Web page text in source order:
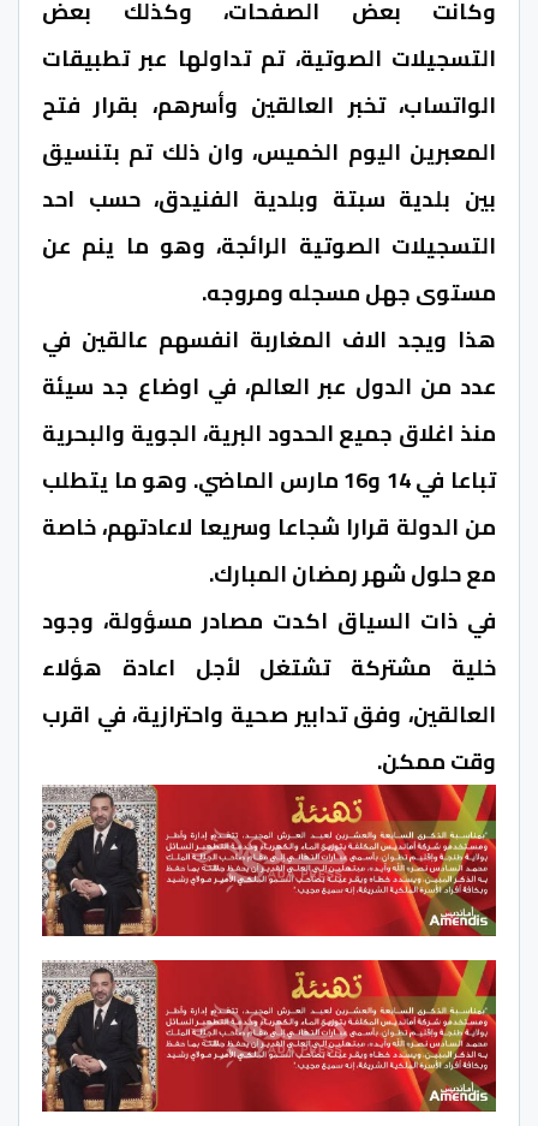
وكانت بعض الصفحات، وكذلك بعض
التسجيلات الصوتية، تم تداولها عبر تطبيقات
الواتساب، تخبر العالقين وأسرهم، بقرار فتح
المعبرين اليوم الخميس، وان ذلك تم بتنسيق
بين بلدية سبتة وبلدية الفنيدق، حسب احد
التسجيلات الصوتية الرائجة، وهو ما ينم عن
مستوى جهل مسجله ومروجه.
هذا ويجد الاف المغاربة انفسهم عالقين في
عدد من الدول عبر العالم، في اوضاع جد سيئة
منذ اغلاق جميع الحدود البرية، الجوية والبحرية
تباعا في 14 و16 مارس الماضي. وهو ما يتطلب
من الدولة قرارا شجاعا وسريعا لاعادتهم، خاصة
مع حلول شهر رمضان المبارك.
في ذات السياق اكدت مصادر مسؤولة، وجود
خلية مشتركة تشتغل لأجل اعادة هؤلاء
العالقين، وفق تدابير صحية واحترازية، في اقرب
وقت ممكن.